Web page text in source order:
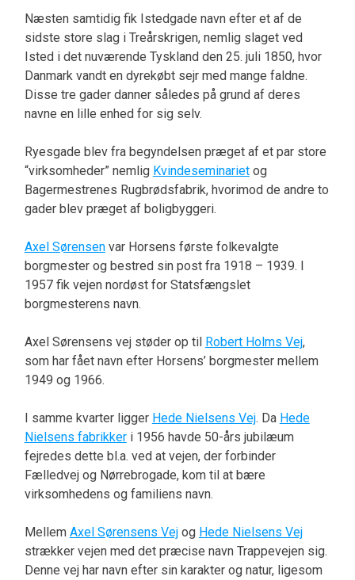
Næsten samtidig fik Istedgade navn efter et af de
sidste store slag i Treårskrigen, nemlig slaget ved
Isted i det nuværende Tyskland den 25. juli 1850, hvor
Danmark vandt en dyrekøbt sejr med mange faldne.
Disse tre gader danner således på grund af deres
navne en lille enhed for sig selv.
Ryesgade blev fra begyndelsen præget af et par store
“virksomheder” nemlig Kvindeseminarietog
Bagermestrenes Rugbrødsfabrik, hvorimod de andre to
gader blev præget af boligbyggeri.
Axel Sørensenvar Horsens første folkevalgte
borgmester og bestred sin post fra 1918 – 1939. I
1957 fik vejen nordøst for Statsfængslet
borgmesterens navn.
Axel Sørensens vej støder op til Robert Holms Vej,
som har fået navn efter Horsens’ borgmester mellem
1949 og 1966.
I samme kvarter ligger Hede Nielsens Vej. Da Hede
Nielsens fabrikkeri 1956 havde 50-års jubilæum
fejredes dette bl.a. ved at vejen, der forbinder
Fælledvej og Nørrebrogade, kom til at bære
virksomhedens og familiens navn.
Mellem Axel Sørensens Vejog Hede Nielsens Vej
strækker vejen med det præcise navn Trappevejen sig.
Denne vej har navn efter sin karakter og natur, ligesom